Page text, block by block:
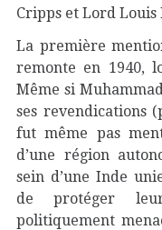
Cripps et Lord
La première
remonte en 1940,
Même si
ses revendications
fut même pas
d’une région
sein d’une Inde
de protéger
politiquement